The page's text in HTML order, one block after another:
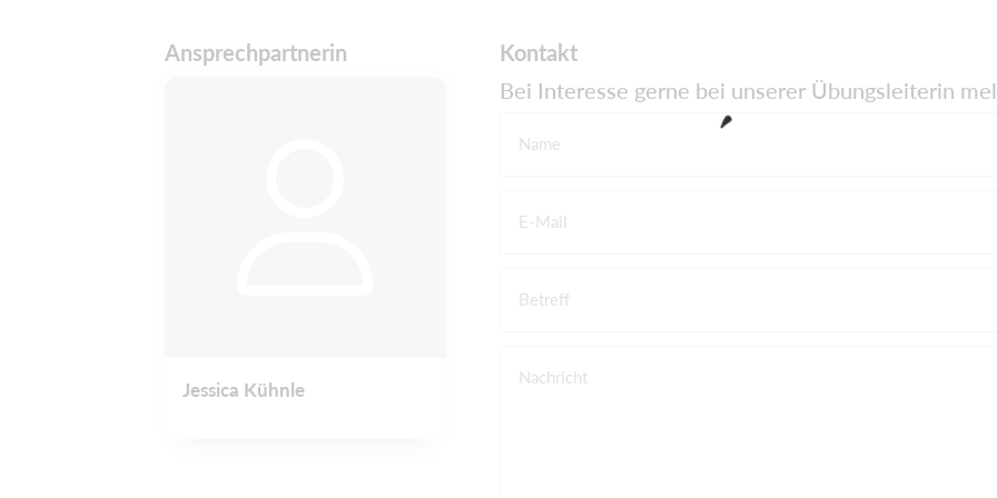
Ansprechpartnerin
Jessica Kühnle
Kontakt
Bei Interesse gerne bei unserer Übungsleiterin
Name
E-Mail
Betreff
Nachricht